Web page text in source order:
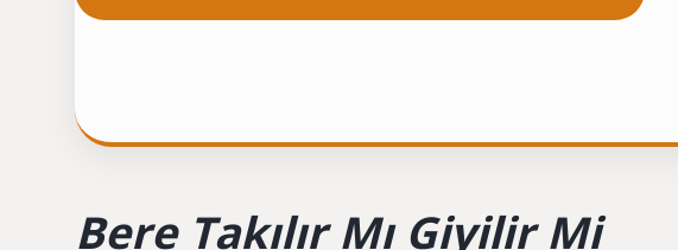
Bere Takılır Mı Giyilir Mi